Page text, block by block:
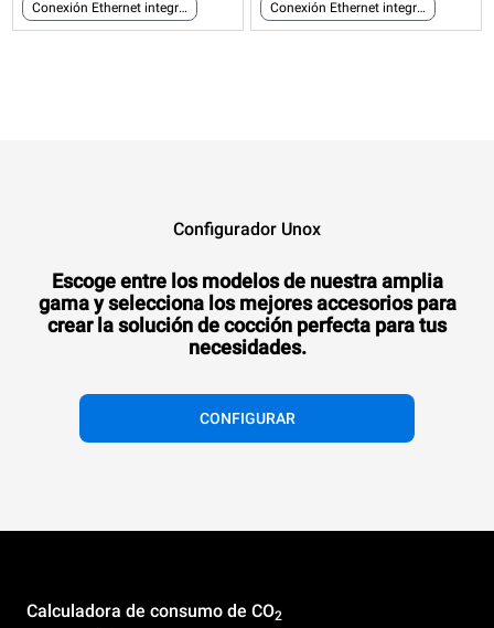
Conexión Ethernet integrada
Conexión Ethernet integrada
Configurador Unox
Escoge entre los modelos de nuestra amplia
gama y selecciona los mejores accesorios para
crear la solución de cocción perfecta para tus
necesidades.
CONFIGURAR
Calculadora de consumo de CO2